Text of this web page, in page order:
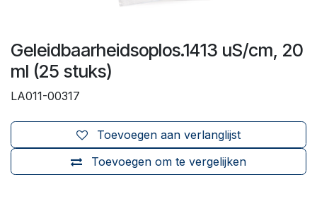
Geleidbaarheidsoplos.1413 uS/cm, 20
ml (25 stuks)
LA011-00317
Toevoegen om te vergelijken
Toevoegen aan verlanglijst